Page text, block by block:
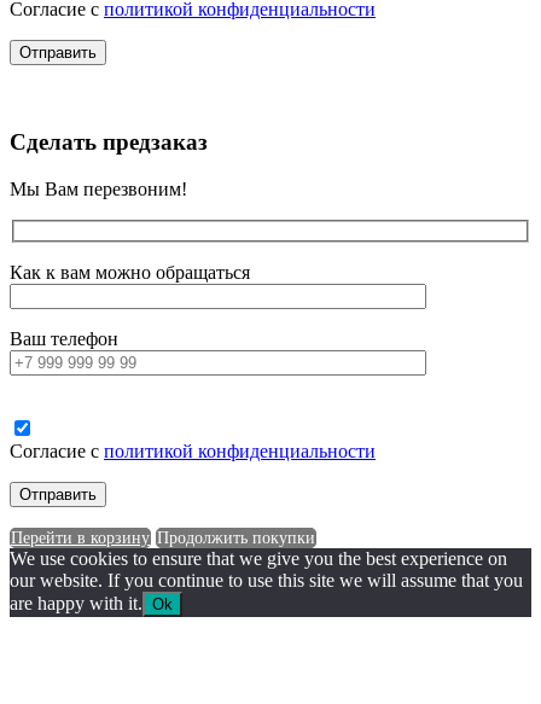
Согласие с политикой конфиденциальности
Сделать предзаказ
Мы Вам перезвоним!
Как к вам можно обращаться
Ваш телефон
Согласие с политикой конфиденциальности
Перейти в корзину Продолжить покупки
We use cookies to ensure that we give you the best experience on
our website. If you continue to use this site we will assume that you
are happy with it. Ok